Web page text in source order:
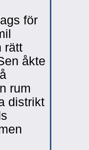
för
rätt
åkte
rum
distrikt